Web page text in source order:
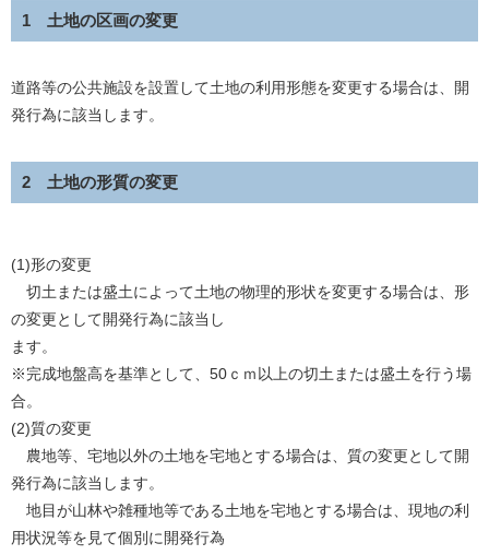
1 土地の区画の変更
道路等の公共施設を設置して土地の利用形態を変更する場合は、開
発行為に該当します。
2 土地の形質の変更
(1)形の変更
切土または盛土によって土地の物理的形状を変更する場合は、形
の変更として開発行為に該当し
ます。
※完成地盤高を基準として、50ｃｍ以上の切土または盛土を行う場
合。
(2)質の変更
農地等、宅地以外の土地を宅地とする場合は、質の変更として開
発行為に該当します。
地目が山林や雑種地等である土地を宅地とする場合は、現地の利
用状況等を見て個別に開発行為